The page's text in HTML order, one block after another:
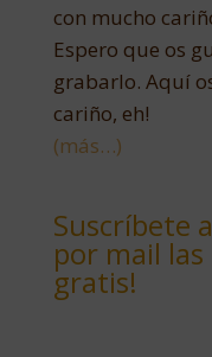
con mucho
Espero que os
grabarlo. Aquí
cariño, eh!
(más…)
Suscríbete
por mail las
gratis!